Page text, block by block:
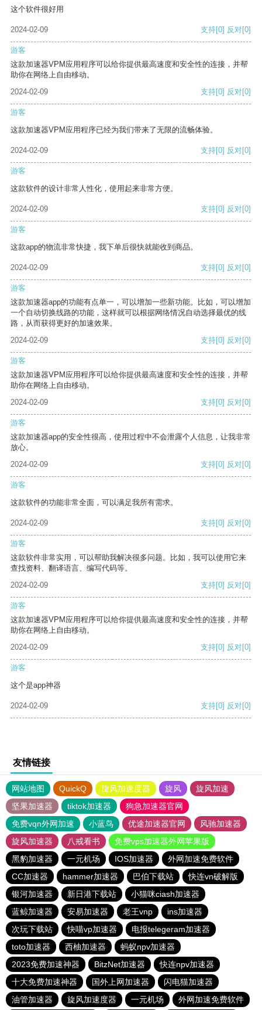
这个软件很好用
2024-02-09 支持[0] 反对[0]
游客
这款加速器VPM应用程序可以给你提供最高速度和安全性的连接，并帮
助你在网络上自由移动。
2024-02-09
支持[0] 反对[0]
游客
这款加速器VPM应用程序已经为我们带来了无限的流畅体验。
2024-02-09 支持[0] 反对[0]
游客
这款软件的设计非常人性化，使用起来非常方便。
2024-02-09 支持[0] 反对[0]
游客
这款app的物流非常快捷，我下单后很快就能收到商品。
2024-02-09 支持[0] 反对[0]
游客
这款加速器app的功能有点单一，可以增加一些新功能。比如，可以增加
一个自动切换线路的功能，这样就可以根据网络情况自动选择最优的线
路，从而获得更好的加速效果。
2024-02-09
支持[0] 反对[0]
游客
这款加速器VPM应用程序可以给你提供最高速度和安全性的连接，并帮
助你在网络上自由移动。
2024-02-09
支持[0] 反对[0]
游客
这款加速器app的安全性很高，使用过程中不会泄露个人信息，让我非常
放心。
2024-02-09
支持[0] 反对[0]
游客
这款软件的功能非常全面，可以满足我所有需求。
2024-02-09 支持[0] 反对[0]
游客
这款软件非常实用，可以帮助我解决很多问题。比如，我可以使用它来
查找资料、翻译语言、编写代码等。
2024-02-09
支持[0] 反对[0]
游客
这款加速器VPM应用程序可以给你提供最高速度和安全性的连接，并帮
助你在网络上自由移动。
2024-02-09
支持[0] 反对[0]
游客
这个是app神器
2024-02-09 支持[0] 反对[0]
友情链接
网站地图 QuickQ 旋风加速度器 旋风
旋风加速
坚果加速器
tiktok加速器
狗急加速器官网
免费vqn外网加速
小蓝鸟 优途加速器官网
风驰加速器
旋风加速器
八戒看书
免费vps加速器外网苹果版
黑豹加速器
一元机场 IOS加速器
外网加速免费软件
CC加速器
hammer加速器 巴伯下载站
快连vn破解版
银河加速器
新日港下载站
小猫咪ciash加速器
蓝鲸加速器
安易加速器 老王vnp
ins加速器
次玩下载站
快喵vp加速器
电报telegeram加速器
toto加速器
西柚加速器
蚂蚁npv加速器
2023免费加速神器
BitzNet加速器
快连npv加速器
十大免费加速神器
国外上网加速器
闪电猫加速器
油管加速器
旋风加速度器 一元机场 外网加速免费软件